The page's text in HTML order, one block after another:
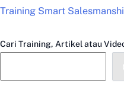
Training Smart
Cari Training, Artikel atau